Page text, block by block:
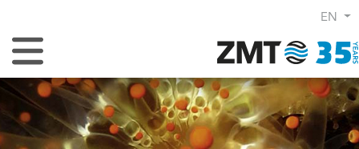
EN
Toggle Navigation